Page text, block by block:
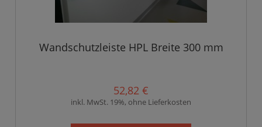
Wandschutzleiste HPL Breite 300 mm
52,82 €
inkl. MwSt. 19%, ohne Lieferkosten